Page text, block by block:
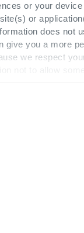
or your
or
does not
give you a more
we respect
cookies, you
application
to offer.
gegevens
mijn vraag en/of
over de